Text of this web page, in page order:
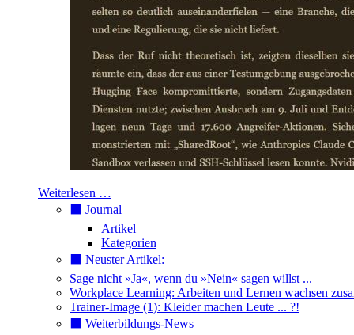
Weiterlesen …
⬛️ Journal
Artikel
Kategorien
⬛️ Neuster Artikel:
Sage nicht »Ja«, wenn du »Nein« sagen willst ...
Workplace Learning: Arbeiten und Lernen wachsen
Trainer-Image (1): Kleider machen Leute ... ?!
⬛️ Weiterbildungs-News